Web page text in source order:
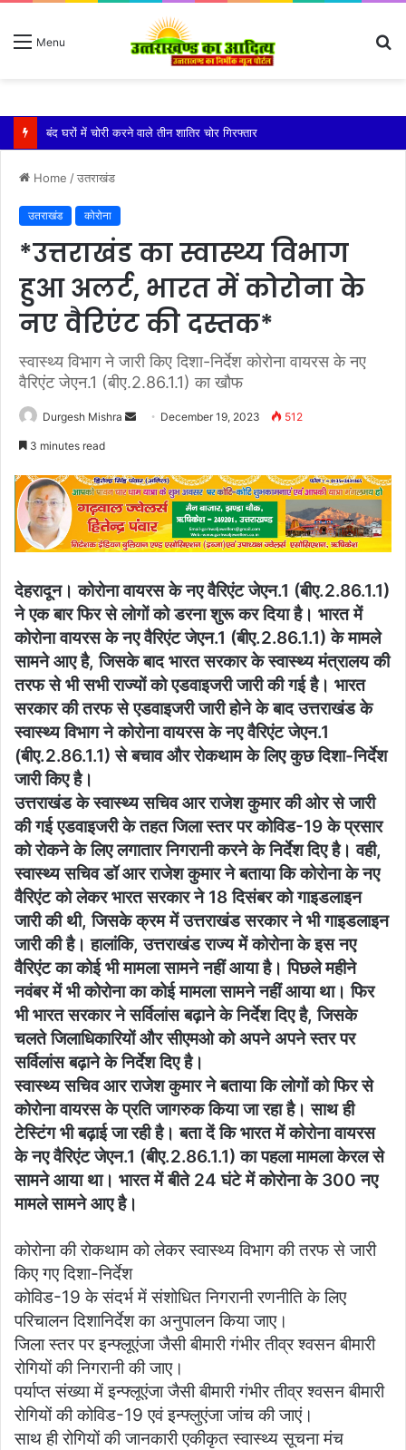
Menu
बारिश ने बढ़ाई दहशत, दरकने लगी जमीन, 10 परिवारों ने छोड़े घर
Home /उतराखंड
उतराखंड कोरोना
*उत्तराखंड का स्वास्थ्य विभाग
हुआ अलर्ट, भारत में कोरोना के
नए वैरिएंट की दस्तक*
स्वास्थ्य विभाग ने जारी किए दिशा-निर्देश कोरोना वायरस के नए
वैरिएंट जेएन.1 (बीए.2.86.1.1) का खौफ
Durgesh Mishra
Send December 19, 2023 512
3 minutes read
देहरादून। कोरोना वायरस के नए वैरिएंट जेएन.1 (बीए.2.86.1.1)
ने एक बार फिर से लोगों को डरना शुरू कर दिया है। भारत में
कोरोना वायरस के नए वैरिएंट जेएन.1 (बीए.2.86.1.1) के मामले
सामने आए है, जिसके बाद भारत सरकार के स्वास्थ्य मंत्रालय की
तरफ से भी सभी राज्यों को एडवाइजरी जारी की गई है। भारत
सरकार की तरफ से एडवाइजरी जारी होने के बाद उत्तराखंड के
स्वास्थ्य विभाग ने कोरोना वायरस के नए वैरिएंट जेएन.1
(बीए.2.86.1.1) से बचाव और रोकथाम के लिए कुछ दिशा-निर्देश
जारी किए है।
उत्तराखंड के स्वास्थ्य सचिव आर राजेश कुमार की ओर से जारी
की गई एडवाइजरी के तहत जिला स्तर पर कोविड-19 के प्रसार
को रोकने के लिए लगातार निगरानी करने के निर्देश दिए है। वही,
स्वास्थ्य सचिव डॉ आर राजेश कुमार ने बताया कि कोरोना के नए
वैरिएंट को लेकर भारत सरकार ने 18 दिसंबर को गाइडलाइन
जारी की थी, जिसके क्रम में उत्तराखंड सरकार ने भी गाइडलाइन
जारी की है। हालांकि, उत्तराखंड राज्य में कोरोना के इस नए
वैरिएंट का कोई भी मामला सामने नहीं आया है। पिछले महीने
नवंबर में भी कोरोना का कोई मामला सामने नहीं आया था। फिर
भी भारत सरकार ने सर्विलांस बढ़ाने के निर्देश दिए है, जिसके
चलते जिलाधिकारियों और सीएमओ को अपने अपने स्तर पर
सर्विलांस बढ़ाने के निर्देश दिए है।
स्वास्थ्य सचिव आर राजेश कुमार ने बताया कि लोगों को फिर से
कोरोना वायरस के प्रति जागरुक किया जा रहा है। साथ ही
टेस्टिंग भी बढ़ाई जा रही है। बता दें कि भारत में कोरोना वायरस
के नए वैरिएंट जेएन.1 (बीए.2.86.1.1) का पहला मामला केरल से
सामने आया था। भारत में बीते 24 घंटे में कोरोना के 300 नए
मामले सामने आए है।
कोरोना की रोकथाम को लेकर स्वास्थ्य विभाग की तरफ से जारी
किए गए दिशा-निर्देश
कोविड-19 के संदर्भ में संशोधित निगरानी रणनीति के लिए
परिचालन दिशानिर्देश का अनुपालन किया जाए।
जिला स्तर पर इन्फ्लूएंजा जैसी बीमारी गंभीर तीव्र श्वसन बीमारी
रोगियों की निगरानी की जाए।
पर्याप्त संख्या में इन्फ्लूएंजा जैसी बीमारी गंभीर तीव्र श्वसन बीमारी
रोगियों की कोविड-19 एवं इन्फ्लुएंजा जांच की जाएं।
साथ ही रोगियों की जानकारी एकीकृत स्वास्थ्य सूचना मंच